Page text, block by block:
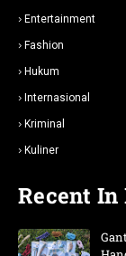
Entertainment
Fashion
Hukum
Internasional
Kriminal
Kuliner
Recent